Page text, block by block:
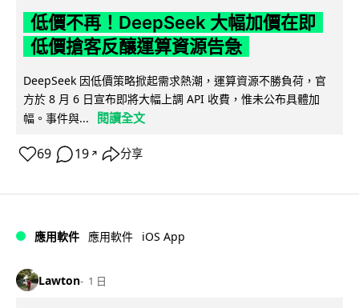
低價不再！DeepSeek 大幅加價在即
低價搶客反釀運算資源告急
DeepSeek 因低價策略掀起需求熱潮，運算資源不勝負荷，官
方於 8 月 6 日宣布即將大幅上調 API 收費，惟未公布具體加
幅。事件與...
閱讀全文
69 19 ↗ 分享
應用軟件 應用軟件 iOS App
Lawton 1 日